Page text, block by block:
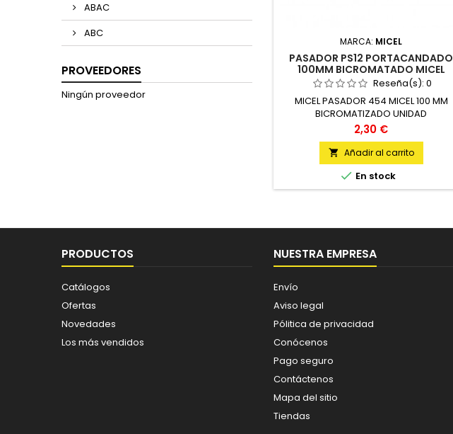
ABAC
ABC
PROVEEDORES
Ningún proveedor
MARCA: MICEL
PASADOR PS12 PORTACANDADO
100MM BICROMATADO MICEL
Reseña(s): 0
MICEL PASADOR 454 MICEL 100 MM
BICROMATIZADO UNIDAD
Precio
2,30 €
 Añadir al carrito
 En stock
PRODUCTOS
Catálogos
Ofertas
Novedades
Los más vendidos
NUESTRA EMPRESA
Envío
Aviso legal
Pólitica de privacidad
Conócenos
Pago seguro
Contáctenos
Mapa del sitio
Tiendas